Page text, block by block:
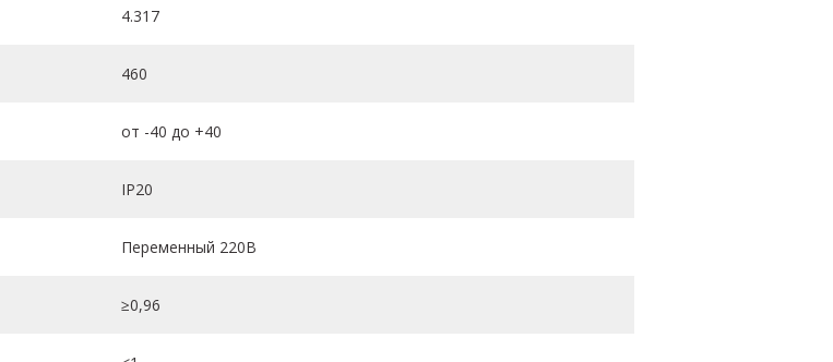
4.317
460
от -40 до +40
IP20
Переменный 220В
≥0,96